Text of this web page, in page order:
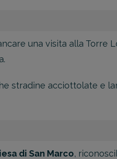
una visita alla Torre
stradine acciottolate e
di San Marco,